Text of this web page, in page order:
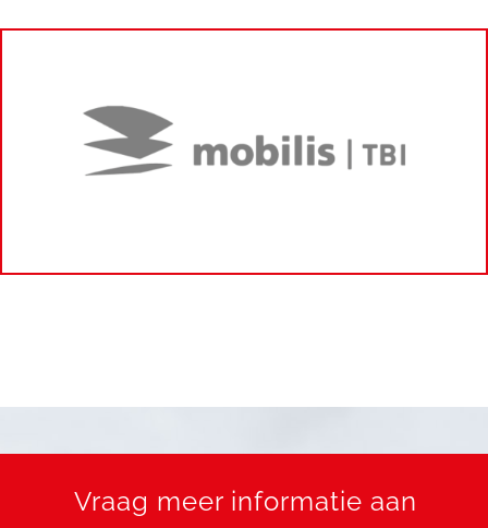
Vraag meer informatie aan